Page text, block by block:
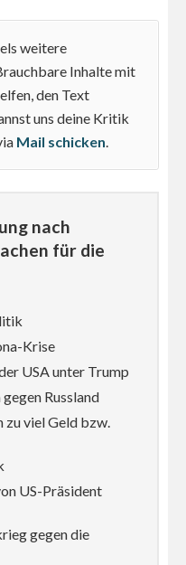
weitere
Inhalte mit
den Text
uns deine Kritik
Mail schicken
nach
für die
Krise
USA unter Trump
Russland
zu viel Geld bzw.
US-Präsident
gegen die